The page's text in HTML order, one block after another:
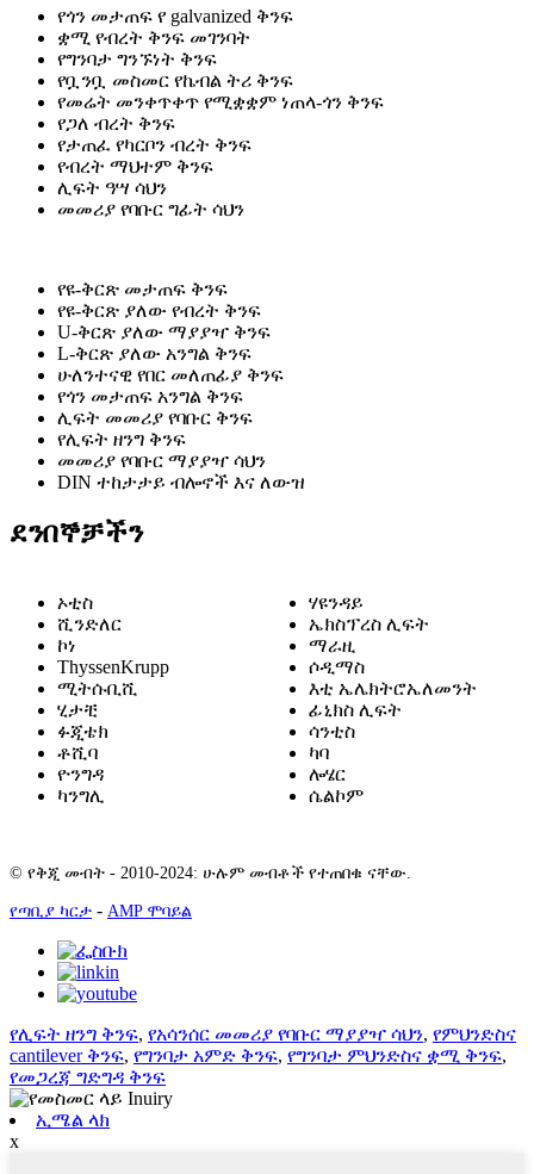
የጎን መታጠፍ የ galvanized ቅንፍ
ቋሚ የብረት ቅንፍ መገንባት
የግንባታ ግንኙነት ቅንፍ
የቧንቧ መስመር የኬብል ትሪ ቅንፍ
የመሬት መንቀጥቀጥ የሚቋቋም ነጠላ-ጎን ቅንፍ
የጋለ ብረት ቅንፍ
የታጠፈ የካርቦን ብረት ቅንፍ
የብረት ማህተም ቅንፍ
ሊፍት ዓሣ ሳህን
መመሪያ የባቡር ግፊት ሳህን
የዩ-ቅርጽ መታጠፍ ቅንፍ
የዩ-ቅርጽ ያለው የብረት ቅንፍ
U-ቅርጽ ያለው ማያያዣ ቅንፍ
L-ቅርጽ ያለው አንግል ቅንፍ
ሁለንተናዊ የበር መለጠፊያ ቅንፍ
የጎን መታጠፍ አንግል ቅንፍ
ሊፍት መመሪያ የባቡር ቅንፍ
የሊፍት ዘንግ ቅንፍ
መመሪያ የባቡር ማያያዣ ሳህን
DIN ተከታታይ ብሎኖች እና ለውዝ
ደንበኞቻችን
ኦቲስ
ሺንድለር
ኮነ
ThyssenKrupp
ሚትሱቢሺ
ሂታቺ
ፉጂቴክ
ቶሺባ
ዮንግዳ
ካንግሊ
ሃዩንዳይ
ኤክስፕረስ ሊፍት
ማራዚ
ሶዲማስ
እቲ ኤሌክትሮኤለመንት
ፊኒክስ ሊፍት
ሳንቲስ
ካባ
ሎሄር
ሴልኮም
© የቅጂ መብት - 2010-2024: ሁሉም መብቶች የተጠበቁ ናቸው.
የጣቢያ ካርታ - AMP ሞባይል
የሊፍት ዘንግ ቅንፍ, የአሳንሰር መመሪያ የባቡር ማያያዣ ሳህን, የምህንድስና
cantilever ቅንፍ, የግንባታ አምድ ቅንፍ, የግንባታ ምህንድስና ቋሚ ቅንፍ,
የመጋረጃ ግድግዳ ቅንፍ
ኢሜል ላክ
x